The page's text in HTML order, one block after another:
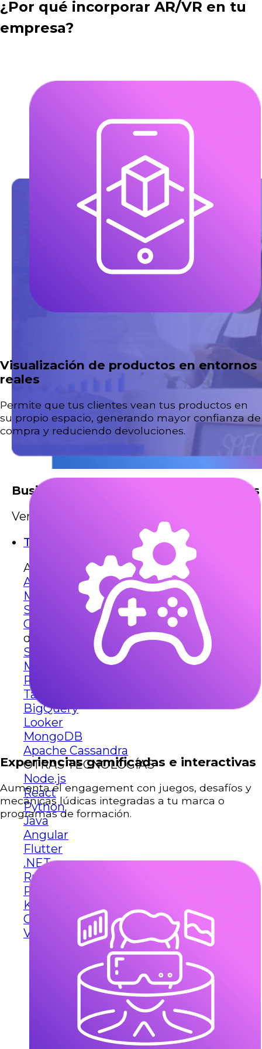
Business Intelligence para Franquinicias
Ver más
Tech stack
Amazon
AWS web services
Migración en AWS
Seguridad en AWS
Optimización de costos
dATOS
Snowflake
Matillion
Power BI
Tableau
BigQuery
Looker
MongoDB
Apache Cassandra
OTRAS TECNOLOGÍAS
Node.js
React
Python
Java
Angular
Flutter
.NET
Ruby on Rails
PHP
Kotlin
Go (Golang)
Ver más tecnologías
¿Por qué incorporar AR/VR en tu
empresa?
Visualización de productos en entornos
reales
Permite que tus clientes vean tus productos en
su propio espacio, generando mayor confianza de
compra y reduciendo devoluciones.
Experiencias gamificadas e interactivas
Aumenta el engagement con juegos, desafíos y
mecánicas lúdicas integradas a tu marca o
programas de formación.